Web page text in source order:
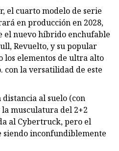
el cuarto modelo de serie
en producción en 2028,
el nuevo híbrido enchufable
Revuelto, y su popular
los elementos de ultra alto
la versatilidad de este
al suelo (con
musculatura del 2+2
al Cybertruck, pero el
inconfundiblemente